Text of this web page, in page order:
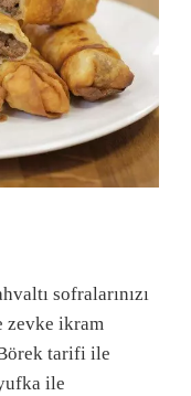
sofralarınızı
zevke ikram
tarifi ile
ile